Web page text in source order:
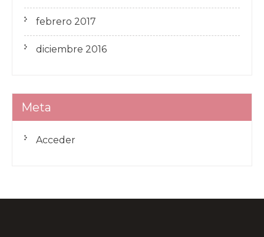
febrero 2017
diciembre 2016
Meta
Acceder